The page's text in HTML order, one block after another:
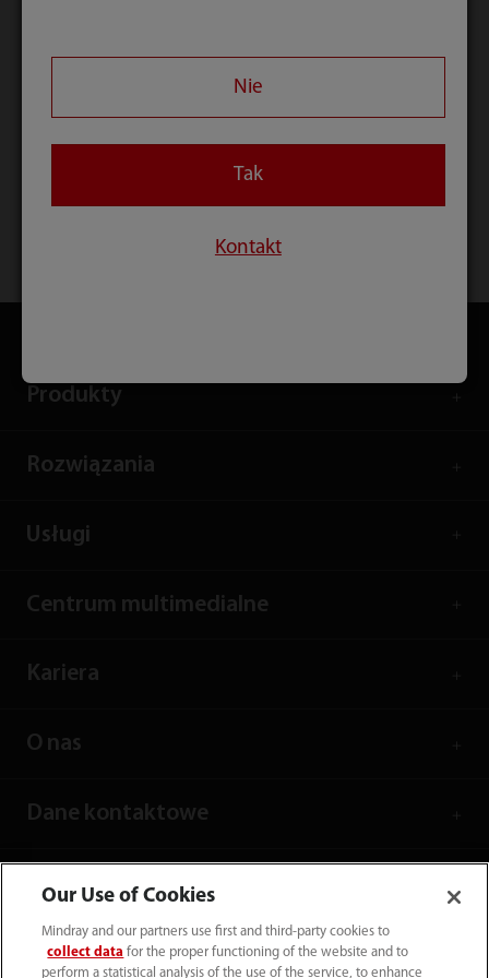
rozwiązaniami w praktyce.
Event and Activities
Produkty
Rozwiązania
Usługi
Centrum multimedialne
Kariera
O nas
Dane kontaktowe
Nie
Tak
Kontakt
Our Use of Cookies
Mindray and our partners use first and third-party cookies to
collect data for the proper functioning of the website and to
perform a statistical analysis of the use of the service, to enhance